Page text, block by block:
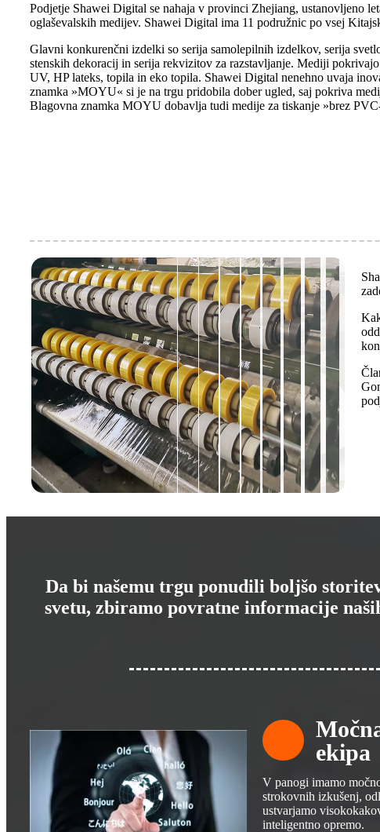
Podjetje Shawei Digital se nahaja v provinci Zhejiang, ustanovljeno
oglaševalskih medijev. Shawei Digital ima 11 podružnic po vsej
Glavni konkurenčni izdelki so serija samolepilnih izdelkov, serija
stenskih dekoracij in serija rekvizitov za razstavljanje. Mediji
UV, HP lateks, topila in eko topila. Shawei Digital nenehno uvaja
znamka »MOYU« si je na trgu pridobila dober ugled, saj pokriva
Blagovna znamka MOYU dobavlja tudi medije za tiskanje »brez
Da bi našemu trgu ponudili boljšo
svetu, zbiramo povratne informacije
ekipa
V panogi imamo
strokovnih izkušenj,
ustvarjamo
inteligentno opremo.